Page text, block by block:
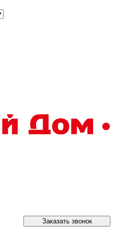
Заказать звонок